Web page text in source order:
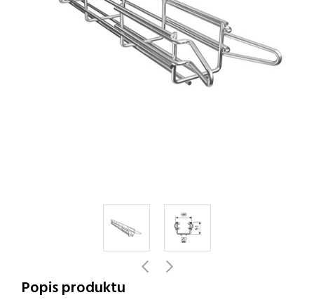
Popis produktu